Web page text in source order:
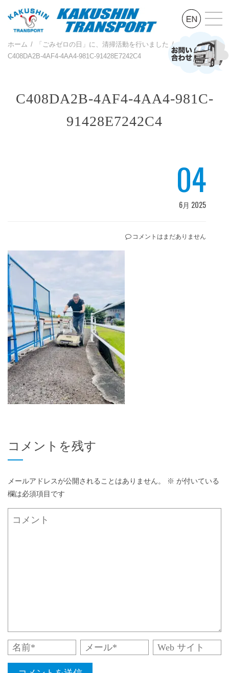
ホーム
「ごみゼロの日」に、清掃活動を行いました
C408DA2B-4AF4-4AA4-981C-91428E7242C4
C408DA2B-4AF4-4AA4-981C-
91428E7242C4
04
6月 2025
コメントはまだありません
コメントを残す
メールアドレスが公開されることはありません。 ※ が付いている
欄は必須項目です